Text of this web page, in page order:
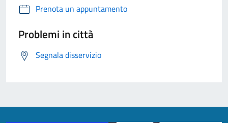
Prenota un appuntamento
Problemi in città
Segnala disservizio